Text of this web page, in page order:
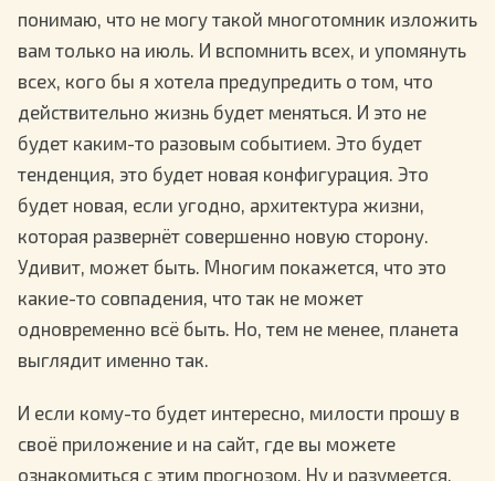
понимаю, что не могу такой многотомник изложить
вам только на июль. И вспомнить всех, и упомянуть
всех, кого бы я хотела предупредить о том, что
действительно жизнь будет меняться. И это не
будет каким-то разовым событием. Это будет
тенденция, это будет новая конфигурация. Это
будет новая, если угодно, архитектура жизни,
которая развернёт совершенно новую сторону.
Удивит, может быть. Многим покажется, что это
какие-то совпадения, что так не может
одновременно всё быть. Но, тем не менее, планета
выглядит именно так.
И если кому-то будет интересно, милости прошу в
своё приложение и на сайт, где вы можете
ознакомиться с этим прогнозом. Ну и разумеется,